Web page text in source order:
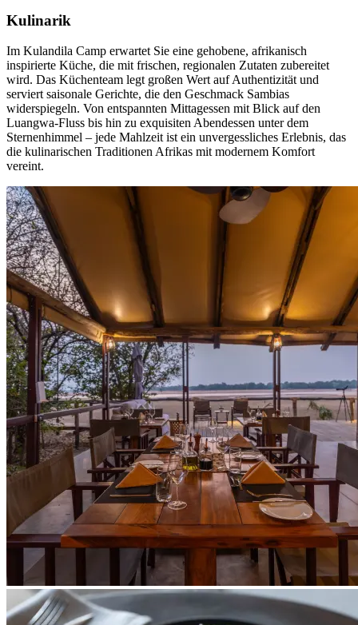
Kulinarik
Im Kulandila Camp erwartet Sie eine gehobene, afrikanisch
inspirierte Küche, die mit frischen, regionalen Zutaten zubereitet
wird. Das Küchenteam legt großen Wert auf Authentizität und
serviert saisonale Gerichte, die den Geschmack Sambias
widerspiegeln. Von entspannten Mittagessen mit Blick auf den
Luangwa-Fluss bis hin zu exquisiten Abendessen unter dem
Sternenhimmel – jede Mahlzeit ist ein unvergessliches Erlebnis, das
die kulinarischen Traditionen Afrikas mit modernem Komfort
vereint.